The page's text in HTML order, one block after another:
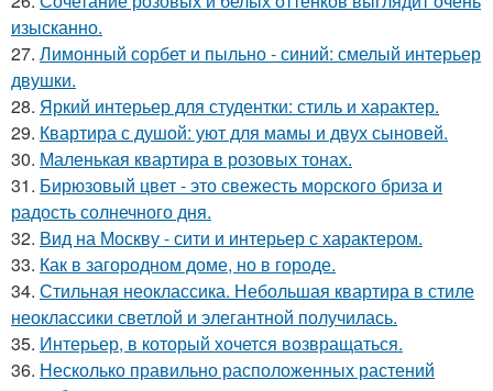
изысканно.
27. Лимонный сорбет и пыльно - синий: смелый интерьер
двушки.
28. Яркий интерьер для студентки: стиль и характер.
29. Квартира с душой: уют для мамы и двух сыновей.
30. Маленькая квартира в розовых тонах.
31. Бирюзовый цвет - это свежесть морского бриза и
радость солнечного дня.
32. Вид на Москву - сити и интерьер с характером.
33. Как в загородном доме, но в городе.
34. Стильная неоклассика. Небольшая квартира в стиле
неоклассики светлой и элегантной получилась.
35. Интерьер, в который хочется возвращаться.
36. Несколько правильно расположенных растений